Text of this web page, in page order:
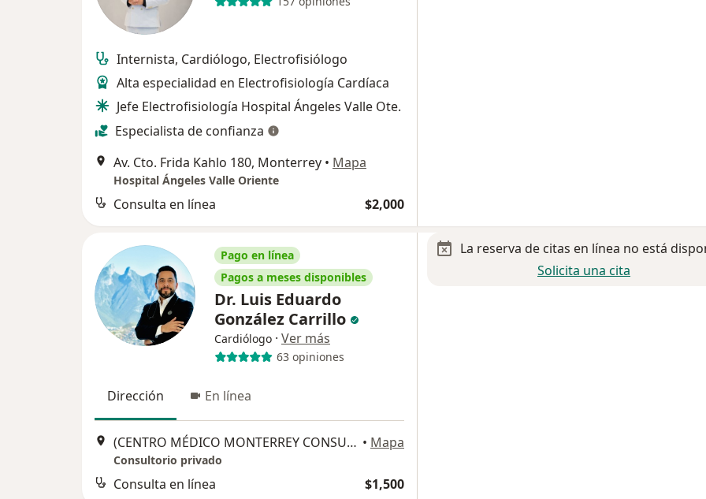
Internista, Cardiólogo, Electrofisiólogo
Alta especialidad en Electrofisiología Cardíaca
Jefe Electrofisiología Hospital Ángeles Valle Ote.
Especialista de confianza
Av. Cto. Frida Kahlo 180, Monterrey • Mapa
Hospital Ángeles Valle Oriente
Consulta en línea $2,000
Pago en línea
Pagos a meses disponibles
Dr. Luis Eduardo
González Carrillo
Cardiólogo · Ver más
63 opiniones
Dirección En línea
(CENTRO MÉDICO MONTERREY CONSULTORIO 107) Hidalgo, Pte. 2480, Interior 107 Obispado., Monterrey • Mapa
Consultorio privado
Consulta en línea $1,500
La reserva de citas en línea no está
Solicita una cita